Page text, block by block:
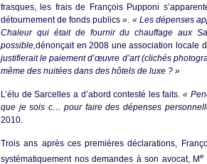
frasques, les frais de François Pupponi
détournement de fonds publics ». « Les dépenses
Chaleur qui était de fournir du chauffage aux
possible,dénonçait en 2008 une association locale
justifierait le paiement d’œuvre d’art (clichés
même des nuitées dans des hôtels de luxe ? »
L’élu de Sarcelles a d’abord contesté les faits.«
que je sois c… pour faire des dépenses
2010.
Trois ans après ces premières déclarations,
systématiquement nos demandes à son avocat, Me